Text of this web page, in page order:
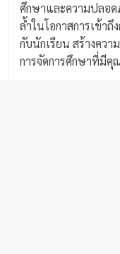
ศึกษาและความปลอด
ล้ำในโอกาสการเข้า
กับนักเรียน สร้างคว
การจัดการศึกษาที่มี